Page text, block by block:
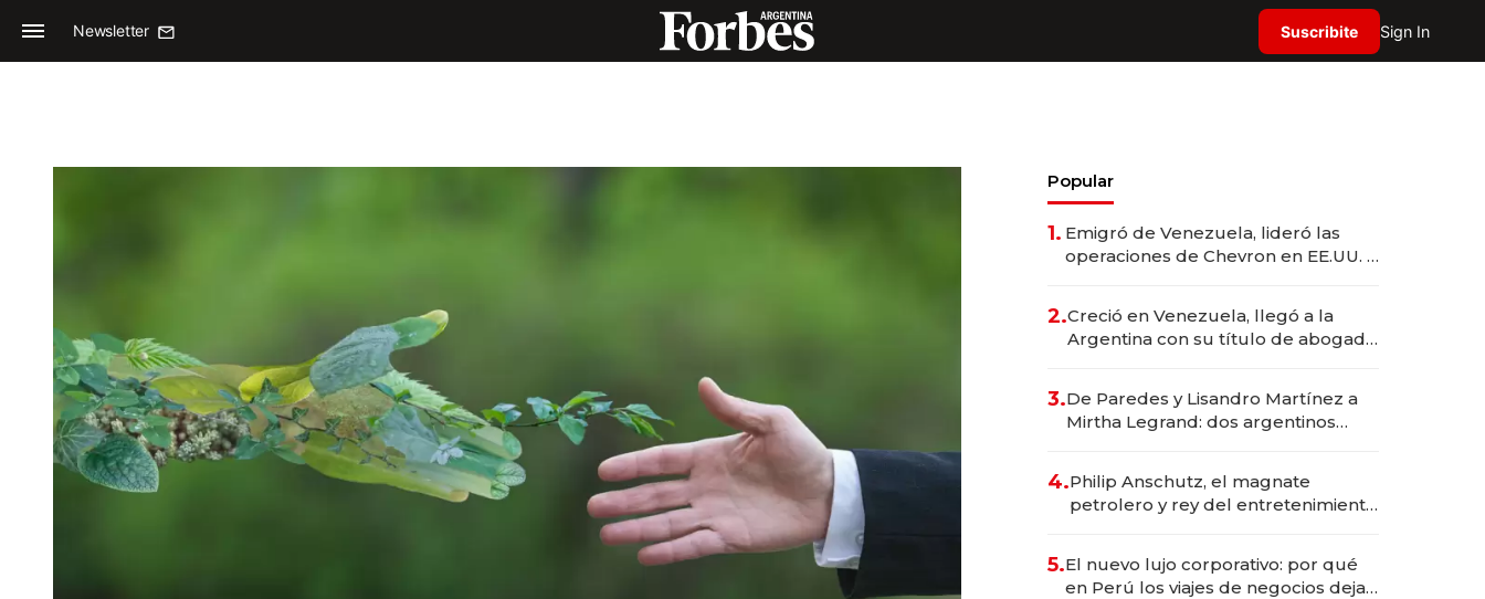
Newsletter Suscribite Sign In
Popular
1. Emigró de Venezuela, lideró las
operaciones de Chevron en EE.UU. y
2.Creció en Venezuela, llegó a la
Argentina con su título de abogado
marcas "fast premium"
3.De Paredes y Lisandro Martínez a
Mirtha Legrand: dos argentinos
4.Philip Anschutz, el magnate
petrolero y rey del entretenimiento
5.El nuevo lujo corporativo: por qué
en Perú los viajes de negocios dejan